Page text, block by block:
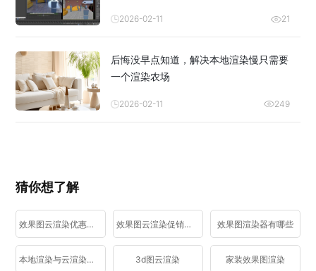
2026-02-11 21
后悔没早点知道，解决本地渲染慢只需要
一个渲染农场
2026-02-11 249
猜你想了解
效果图云渲染优惠活动 效果图云渲染促销活动 效果图渲染器有哪些
本地渲染与云渲染区别 3d图云渲染 家装效果图渲染